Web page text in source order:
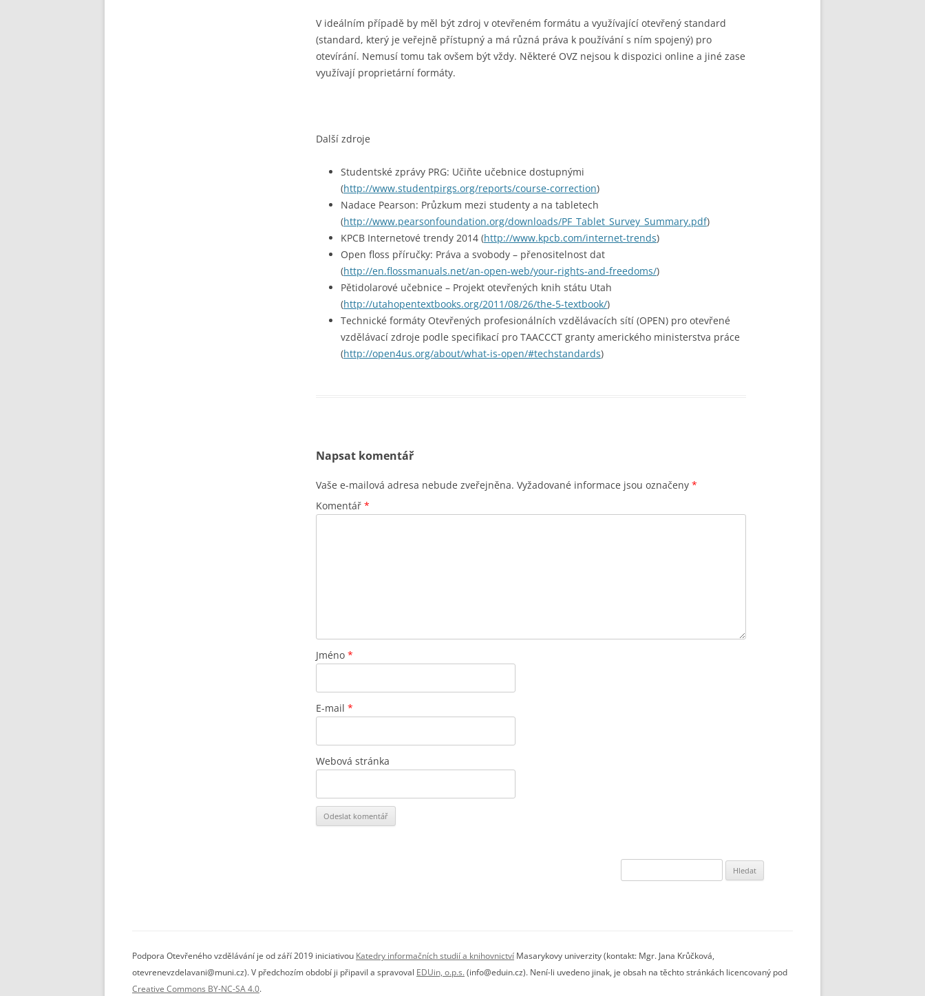
V ideálním případě by měl být zdroj v otevřeném formátu a využívající otevřený standard
(standard, který je veřejně přístupný a má různá práva k používání s ním spojený) pro
otevírání. Nemusí tomu tak ovšem být vždy. Některé OVZ nejsou k dispozici online a jiné zase
využívají proprietární formáty.
Další zdroje
Studentské zprávy PRG: Učiňte učebnice dostupnými
(http://www.studentpirgs.org/reports/course-correction)
Nadace Pearson: Průzkum mezi studenty a na tabletech
(http://www.pearsonfoundation.org/downloads/PF_Tablet_Survey_Summary.pdf)
KPCB Internetové trendy 2014 (http://www.kpcb.com/internet-trends)
Open floss příručky: Práva a svobody – přenositelnost dat
(http://en.flossmanuals.net/an-open-web/your-rights-and-freedoms/)
Pětidolarové učebnice – Projekt otevřených knih státu Utah
(http://utahopentextbooks.org/2011/08/26/the-5-textbook/)
Technické formáty Otevřených profesionálních vzdělávacích sítí (OPEN) pro otevřené
vzdělávací zdroje podle specifikací pro TAACCCT granty amerického ministerstva práce
(http://open4us.org/about/what-is-open/#techstandards)
Napsat komentář
Vaše e-mailová adresa nebude zveřejněna. Vyžadované informace jsou označeny *
Komentář *
Jméno *
E-mail *
Webová stránka
Podpora Otevřeného vzdělávání je od září 2019 iniciativou Katedry informačních studií a knihovnictví Masarykovy univerzity (kontakt: Mgr. Jana Krůčková,
otevrenevzdelavani@muni.cz). V předchozím období ji připavil a spravoval EDUin, o.p.s. (info@eduin.cz). Není-li uvedeno jinak, je obsah na těchto stránkách licencovaný pod
Creative Commons BY-NC-SA 4.0.